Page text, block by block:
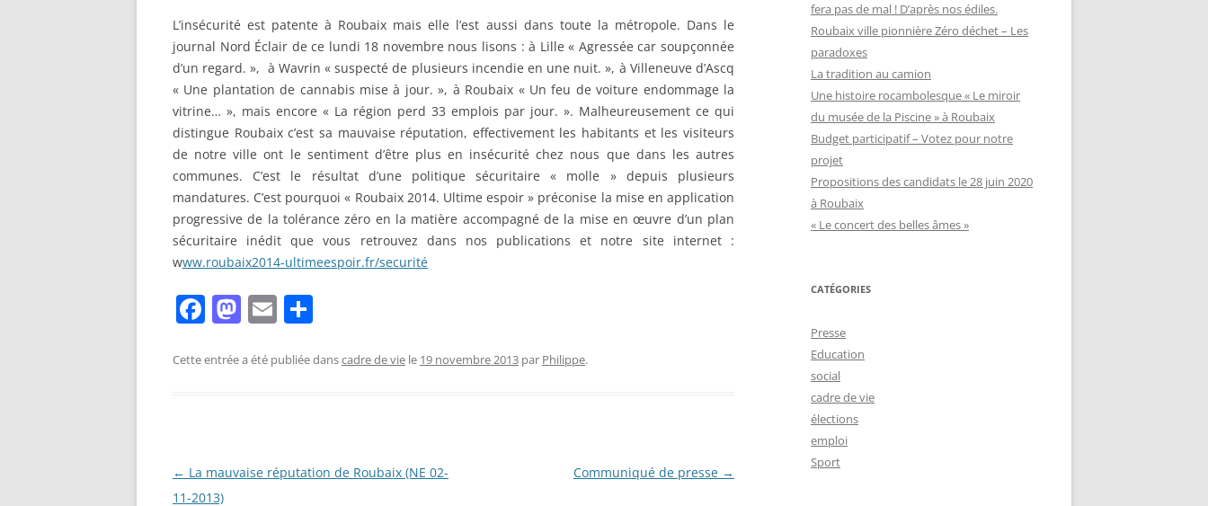
L’insécurité est patente à Roubaix mais elle l’est aussi dans toute la métropole. Dans le
journal Nord Éclair de ce lundi 18 novembre nous lisons : à Lille « Agressée car soupçonnée
d’un regard. », à Wavrin « suspecté de plusieurs incendie en une nuit. », à Villeneuve d’Ascq
« Une plantation de cannabis mise à jour. », à Roubaix « Un feu de voiture endommage la
vitrine… », mais encore « La région perd 33 emplois par jour. ». Malheureusement ce qui
distingue Roubaix c’est sa mauvaise réputation, effectivement les habitants et les visiteurs
de notre ville ont le sentiment d’être plus en insécurité chez nous que dans les autres
communes. C’est le résultat d’une politique sécuritaire « molle » depuis plusieurs
mandatures. C’est pourquoi « Roubaix 2014. Ultime espoir » préconise la mise en application
progressive de la tolérance zéro en la matière accompagné de la mise en œuvre d’un plan
sécuritaire inédit que vous retrouvez dans nos publications et notre site internet :
www.roubaix2014-ultimeespoir.fr/securité
F
c
o
M
st
n
E
ai ta
Cette entrée a été publiée danscadre de vie le 19 novembre 2013 par Philippe.
Navigation
des
← La mauvaise réputation de Roubaix (NE 02-
11-2013)
Communiqué de presse →
fera pas de mal ! D’après nos édiles.
Roubaix ville pionnière Zéro déchet – Les
paradoxes
La tradition au camion
Une histoire rocambolesque « Le miroir
du musée de la Piscine » à Roubaix
Budget participatif – Votez pour notre
projet
Propositions des candidats le 28 juin 2020
à Roubaix
« Le concert des belles âmes »
CATÉGORIES
Presse
Education
social
cadre de vie
élections
emploi
Sport